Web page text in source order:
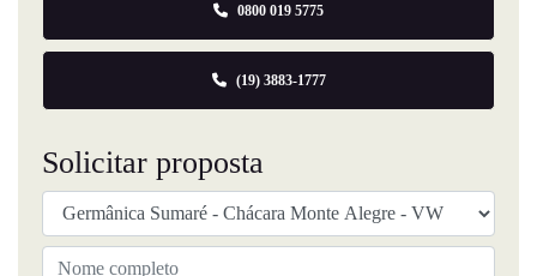
0800 019 5775
(19) 3883-1777
Solicitar proposta